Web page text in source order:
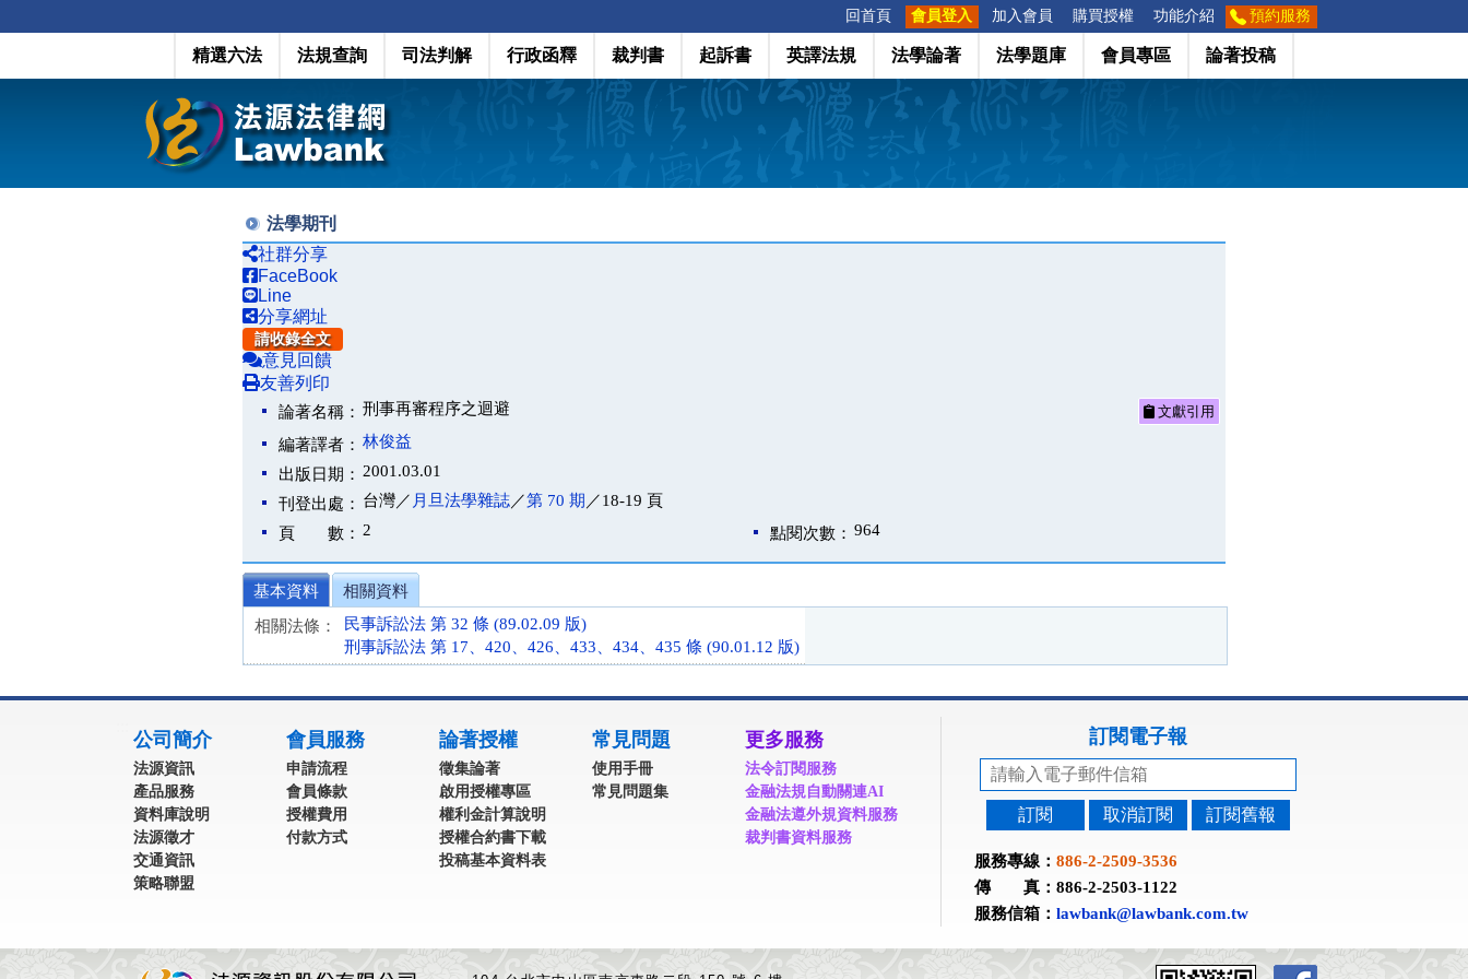
回首頁 會員登入 加入會員 購買授權 功能介紹 預約服務
精選六法 法規查詢 司法判解 行政函釋 裁判書 起訴書 英譯法規 法學論著 法學題庫 會員專區 論著投稿
法學期刊
社群分享
FaceBook
Line
分享網址
請收錄全文
意見回饋
友善列印
論著名稱： 刑事再審程序之迴避 文獻引用
編著譯者： 林俊益
出版日期： 2001.03.01
刊登出處： 台灣／ 月旦法學雜誌／第 70 期 ／18-19 頁
頁 數： 2 點閱次數： 964
基本資料
相關資料
相關法條：
民事訴訟法 第 32 條 (89.02.09 版)
刑事訴訟法 第 17、420、426、433、434、435 條 (90.01.12 版)
公司簡介
法源資訊
產品服務
資料庫說明
法源徵才
交通資訊
策略聯盟
會員服務
申請流程
會員條款
授權費用
付款方式
論著授權
徵集論著
啟用授權專區
權利金計算說明
授權合約書下載
投稿基本資料表
常見問題
使用手冊
常見問題集
更多服務
法令訂閱服務
金融法規自動關連AI
金融法遵外規資料服務
裁判書資料服務
訂閱電子報
訂閱 取消訂閱 訂閱舊報
服務專線： 886-2-2509-3536
傳 真：886-2-2503-1122
服務信箱： lawbank@lawbank.com.tw